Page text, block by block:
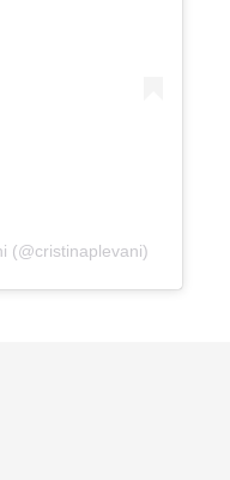
(@cristinaplevani)